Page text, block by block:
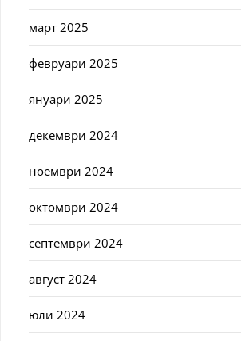
март 2025
февруари 2025
януари 2025
декември 2024
ноември 2024
октомври 2024
септември 2024
август 2024
юли 2024